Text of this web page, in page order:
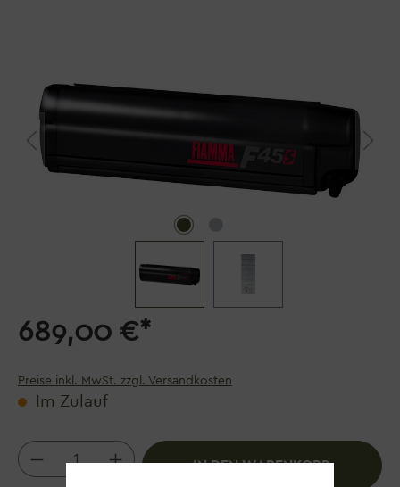
689,00 €*
Preise inkl. MwSt. zzgl. Versandkosten
Im Zulauf
Produkt Anzahl: Gib den gewünschten
IN DEN WARENKORB